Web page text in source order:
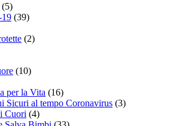
(5)
19 (39)
(2)
(10)
per la Vita (16)
Sicuri al tempo Coronavirus (3)
Cuori (4)